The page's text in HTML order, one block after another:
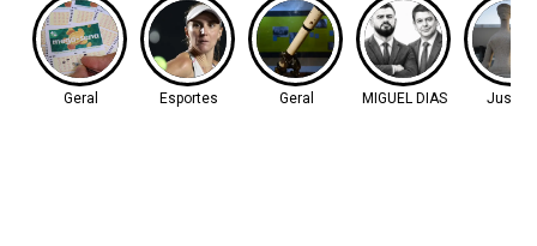
Geral Esportes Geral MIGUEL DIAS Justiça